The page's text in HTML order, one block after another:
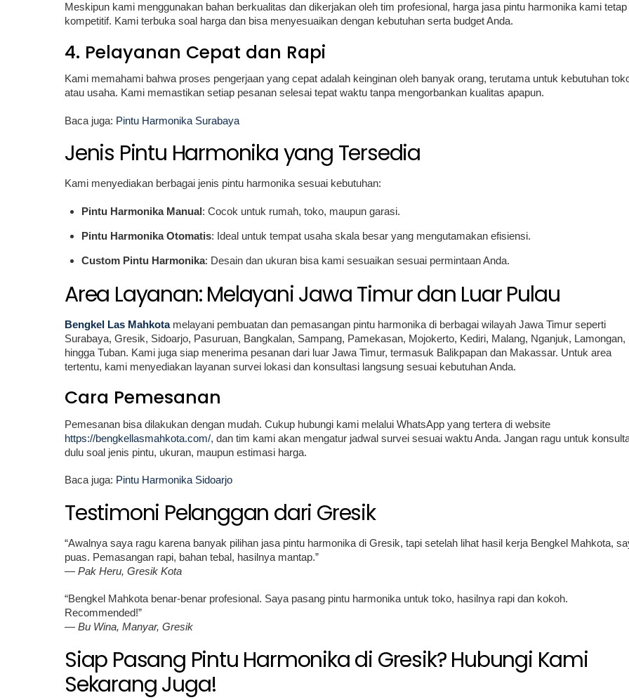
Meskipun kami menggunakan bahan berkualitas dan dikerjakan oleh tim profesional, harga jasa pintu harmonika kami tetap
kompetitif. Kami terbuka soal harga dan bisa menyesuaikan dengan kebutuhan serta budget Anda.
4. Pelayanan Cepat dan Rapi
Kami memahami bahwa proses pengerjaan yang cepat adalah keinginan oleh banyak orang, terutama untuk kebutuhan
atau usaha. Kami memastikan setiap pesanan selesai tepat waktu tanpa mengorbankan kualitas apapun.
Baca juga: Pintu Harmonika Surabaya
Jenis Pintu Harmonika yang Tersedia
Kami menyediakan berbagai jenis pintu harmonika sesuai kebutuhan:
Pintu Harmonika Manual: Cocok untuk rumah, toko, maupun garasi.
Pintu Harmonika Otomatis: Ideal untuk tempat usaha skala besar yang mengutamakan efisiensi.
Custom Pintu Harmonika: Desain dan ukuran bisa kami sesuaikan sesuai permintaan Anda.
Area Layanan: Melayani Jawa Timur dan Luar Pulau
Bengkel Las Mahkotamelayani pembuatan dan pemasangan pintu harmonika di berbagai wilayah Jawa Timur seperti
Surabaya, Gresik, Sidoarjo, Pasuruan, Bangkalan, Sampang, Pamekasan, Mojokerto, Kediri, Malang, Nganjuk, Lamongan,
hingga Tuban. Kami juga siap menerima pesanan dari luar Jawa Timur, termasuk Balikpapan dan Makassar. Untuk area
tertentu, kami menyediakan layanan survei lokasi dan konsultasi langsung sesuai kebutuhan Anda.
Cara Pemesanan
Pemesanan bisa dilakukan dengan mudah. Cukup hubungi kami melalui WhatsApp yang tertera di website
https://bengkellasmahkota.com/, dan tim kami akan mengatur jadwal survei sesuai waktu Anda. Jangan ragu untuk
dulu soal jenis pintu, ukuran, maupun estimasi harga.
Baca juga: Pintu Harmonika Sidoarjo
Testimoni Pelanggan dari Gresik
“Awalnya saya ragu karena banyak pilihan jasa pintu harmonika di Gresik, tapi setelah lihat hasil kerja Bengkel Mahkota,
puas. Pemasangan rapi, bahan tebal, hasilnya mantap.”
— Pak Heru, Gresik Kota
“Bengkel Mahkota benar-benar profesional. Saya pasang pintu harmonika untuk toko, hasilnya rapi dan kokoh.
Recommended!”
— Bu Wina, Manyar, Gresik
Siap Pasang Pintu Harmonika di Gresik? Hubungi Kami
Sekarang Juga!